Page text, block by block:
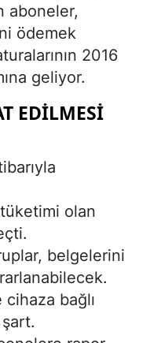
aboneler,
ödemek
2016
geliyor.
EDILMESI
olan
belgelerini
cihaza bağlı